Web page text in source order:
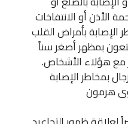
الأذن أو الانتفاخات
الإصابة بأمراض القلب
بمظهر أصغر سناً
مع هؤلاء الأشخاص.
بمخاطر الإصابة
هرمون